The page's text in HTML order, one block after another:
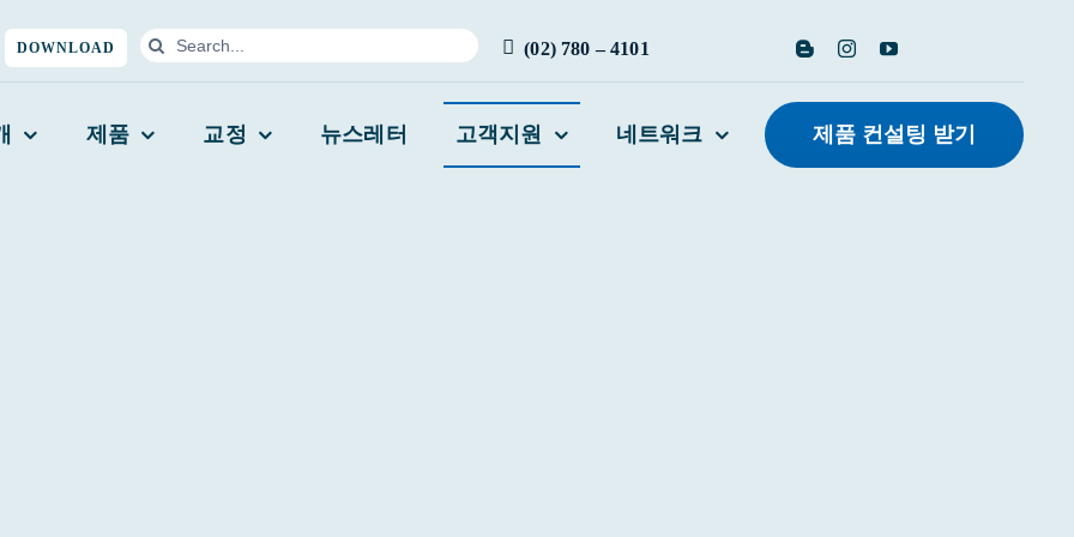
DOWNLOAD
검
(02) 780 – 4101
제품 교정 뉴스레터 고객지원 네트워크 제품 컨설팅 받기